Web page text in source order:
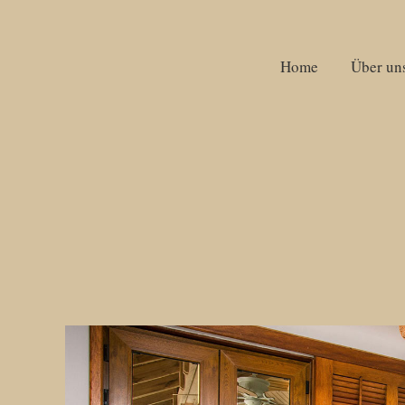
Home Über
Home Über